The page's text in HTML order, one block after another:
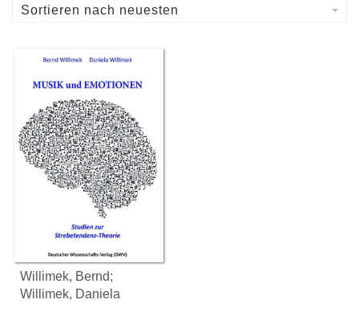
Sortieren nach neuesten
Willimek, Bernd;
Willimek, Daniela